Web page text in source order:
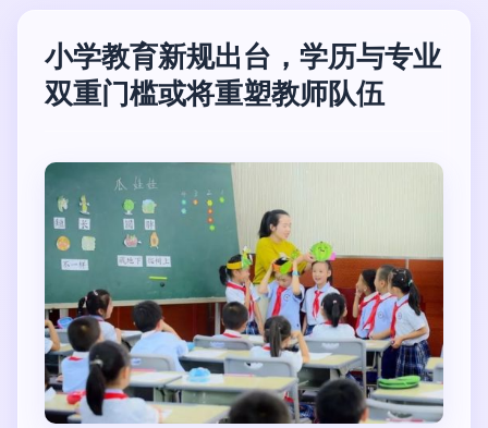
小学教育新规出台，学历与专业
双重门槛或将重塑教师队伍